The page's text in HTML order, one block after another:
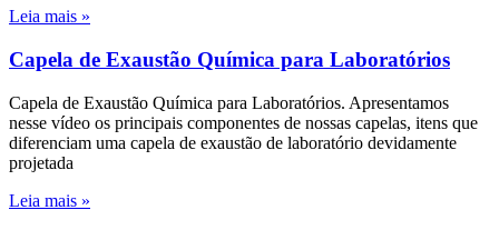
Leia mais »
Capela de Exaustão Química para Laboratórios
Capela de Exaustão Química para Laboratórios. Apresentamos
nesse vídeo os principais componentes de nossas capelas, itens que
diferenciam uma capela de exaustão de laboratório devidamente
projetada
Leia mais »